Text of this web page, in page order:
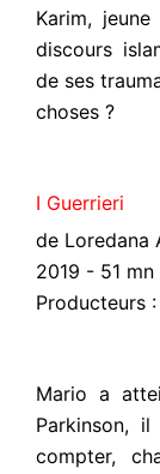
Karim,
discours
de ses
choses ?
I Guerrieri
de Loredana
2019 - 51
Producteurs
Mario a
Parkinson,
compter,